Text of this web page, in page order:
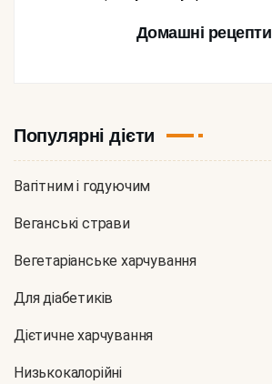
Домашні рецепти
Популярні дієти
Вагітним і годуючим
Веганські страви
Вегетаріанське харчування
Для діабетиків
Дієтичне харчування
Низькокалорійні